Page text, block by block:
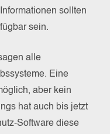
sollten
sein.
alle
Eine
aber kein
hat auch bis jetzt
Software diese